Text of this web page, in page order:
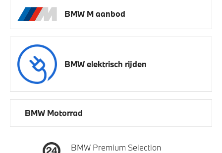
BMW M aanbod
BMW elektrisch rijden
BMW Motorrad
BMW Premium Selection